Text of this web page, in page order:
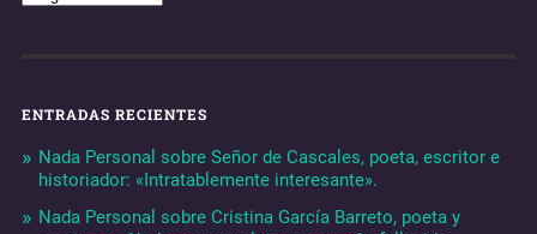
ENTRADAS RECIENTES
Nada Personal sobre Señor de Cascales, poeta, escritor e
historiador: «Intratablemente interesante».
Nada Personal sobre Cristina García Barreto, poeta y